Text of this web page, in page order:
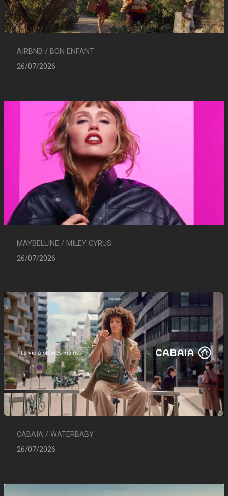
AIRBNB / BON ENFANT
26/07/2026
MAYBELLINE / MILEY CYRUS
26/07/2026
CABAIA / WATERBABY
26/07/2026